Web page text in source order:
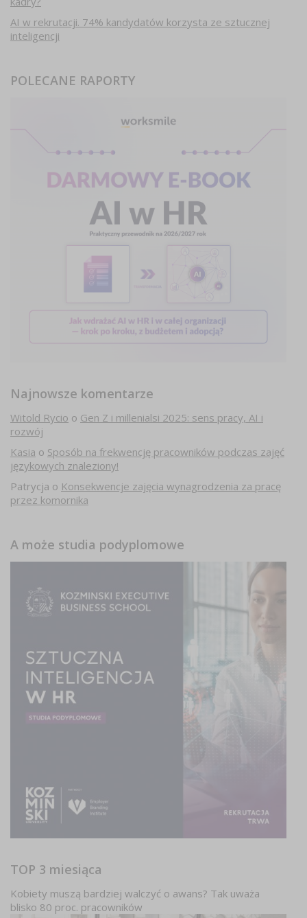
AI w rekrutacji. 74% kandydatów korzysta ze sztucznej
inteligencji
POLECANE RAPORTY
Najnowsze komentarze
Witold Rycio o Gen Z i millenialsi 2025: sens pracy, AI i
rozwój
Kasia o Sposób na frekwencję pracowników podczas zajęć
językowych znaleziony!
Patrycja o Konsekwencje zajęcia wynagrodzenia za pracę
przez komornika
A może studia podyplomowe
TOP 3 miesiąca
Kobiety muszą bardziej walczyć o awans? Tak uważa
blisko 80 proc. pracowników